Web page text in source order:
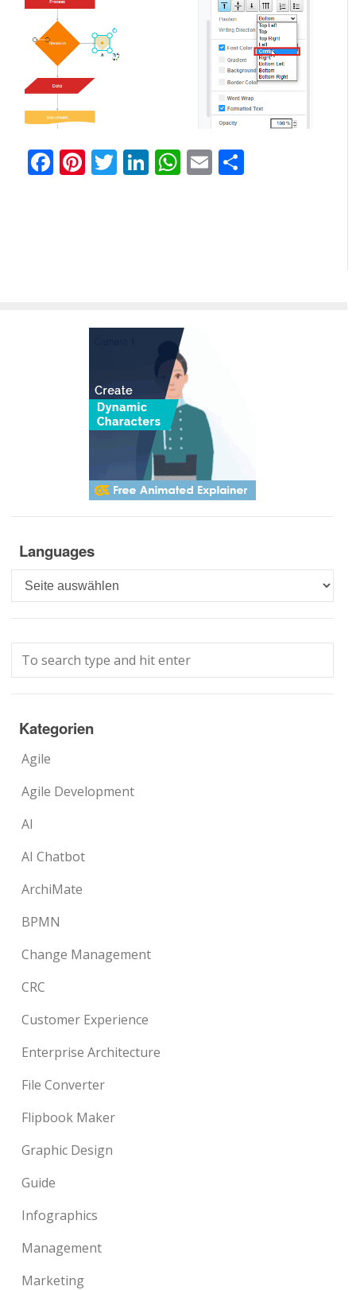
Facebook
Pinterest
Twitter
LinkedIn
WhatsApp
Email
Languages
Languages
Kategorien
Agile
Agile Development
AI
AI Chatbot
ArchiMate
BPMN
Change Management
CRC
Customer Experience
Enterprise Architecture
File Converter
Flipbook Maker
Graphic Design
Guide
Infographics
Management
Marketing